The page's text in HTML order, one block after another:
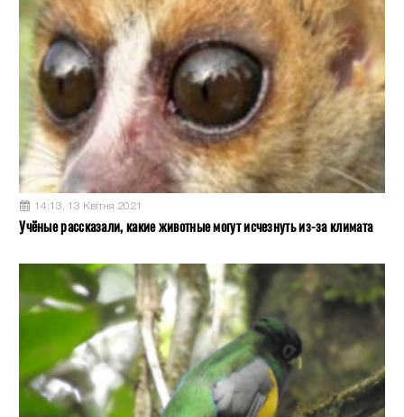
14:13, 13 Квітня 2021
Учёные рассказали, какие животные могут исчезнуть из-за климата